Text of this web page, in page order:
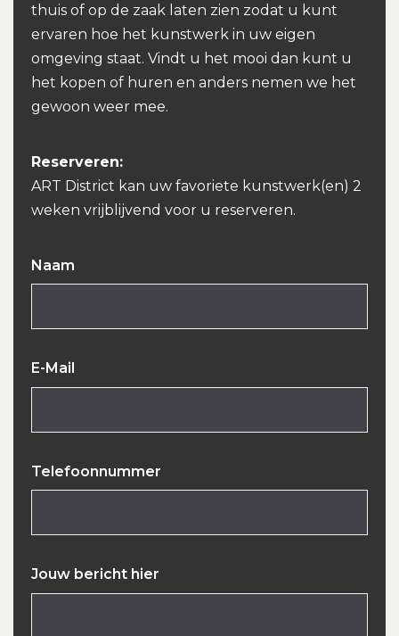
thuis of op de zaak laten zien zodat u kunt
ervaren hoe het kunstwerk in uw eigen
omgeving staat. Vindt u het mooi dan kunt u
het kopen of huren en anders nemen we het
gewoon weer mee.
Reserveren:
ART District kan uw favoriete kunstwerk(en) 2
weken vrijblijvend voor u reserveren.
Naam
E-Mail
Telefoonnummer
Jouw bericht hier